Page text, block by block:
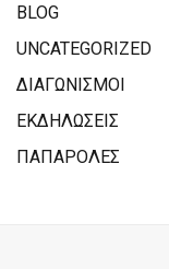
BLOG
UNCATEGORIZED
ΔΙΑΓΩΝΙΣΜΟΙ
ΕΚΔΗΛΩΣΕΙΣ
ΠΑΠΑΡΟΛΕΣ